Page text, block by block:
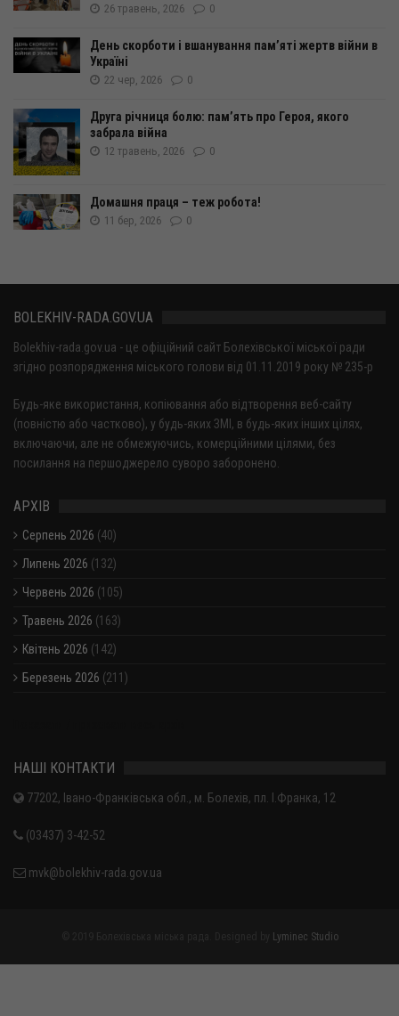
26 травень, 2026 0
День скорботи і вшанування пам’яті жертв війни в
Україні
22 чер, 2026 0
Друга річниця болю: пам’ять про Героя, якого
забрала війна
12 травень, 2026 0
Домашня праця – теж робота!
11 бер, 2026 0
BOLEKHIV-RADA.GOV.UA
Bolekhiv-rada.gov.ua - це офіційний сайт Болехівської міської ради
згідно розпорядження міського голови від 01.11.2019 року № 235-р
Будь-яке використання, копіювання або відтворення веб-сайту
(повністю або частково), у будь-яких ЗМІ, в будь-яких інших цілях,
включаючи, але не обмежуючись, комерційними цілями, без
посилання на першоджерело суворо заборонено.
АРХІВ
Серпень 2026 (40)
Липень 2026 (132)
Червень 2026 (105)
Травень 2026 (163)
Квітень 2026 (142)
Березень 2026 (211)
НАШІ КОНТАКТИ
77202, Івано-Франківська обл., м. Болехів, пл. І.Франка, 12
(03437) 3-42-52
mvk@bolekhiv-rada.gov.ua
Lyminec Studio